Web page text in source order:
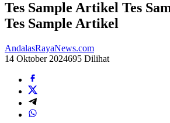
Tes Sample Artikel Tes
Tes Sample Artikel
AndalasRayaNews.com
14 Oktober 2024695 Dilihat